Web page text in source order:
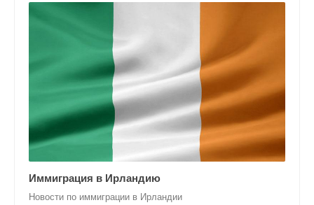
Иммиграция в Ирландию
Новости по иммиграции в Ирландии